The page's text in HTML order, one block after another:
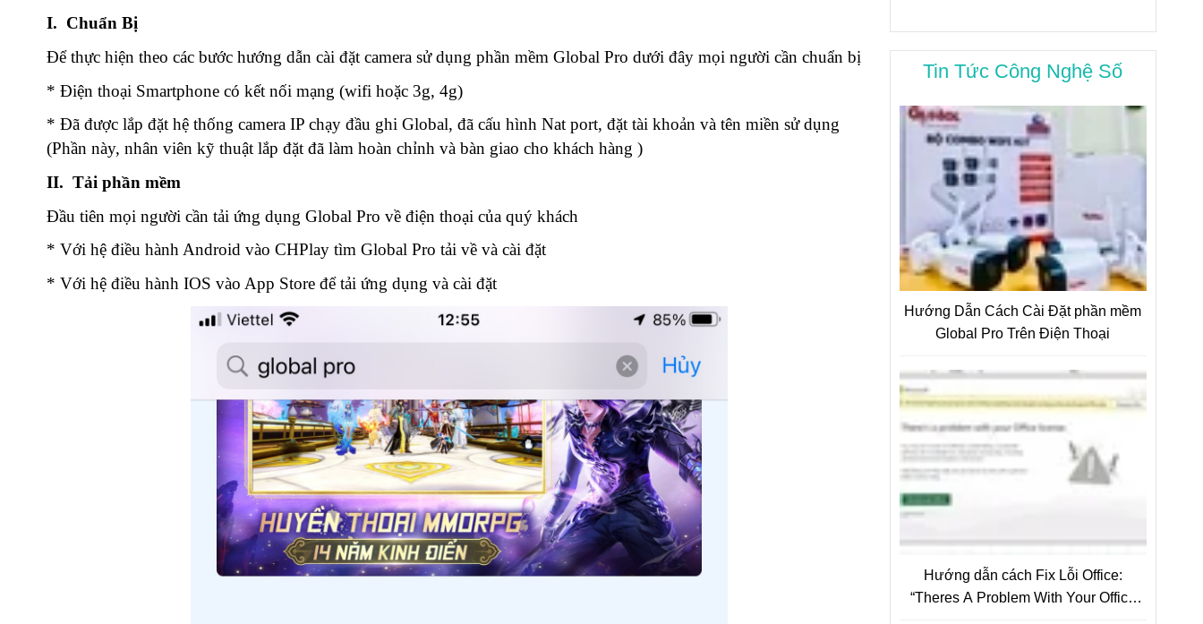
I. Chuẩn Bị
Để thực hiện theo các bước hướng dẫn cài đặt camera sử dụng phần mềm Global Pro dưới đây mọi người cần chuẩn bị
* Điện thoại Smartphone có kết nối mạng (wifi hoặc 3g, 4g)
* Đã được lắp đặt hệ thống camera IP chạy đầu ghi Global, đã cấu hình Nat port, đặt tài khoản và tên miền sử dụng
(Phần này, nhân viên kỹ thuật lắp đặt đã làm hoàn chỉnh và bàn giao cho khách hàng )
II. Tải phần mềm
Đầu tiên mọi người cần tải ứng dụng Global Pro về điện thoại của quý khách
* Với hệ điều hành Android vào CHPlay tìm Global Pro tải về và cài đặt
* Với hệ điều hành IOS vào App Store để tải ứng dụng và cài đặt
Tin Tức Công Nghệ Số
Hướng Dẫn Cách Cài Đặt phần mềm
Global Pro Trên Điện Thoại
Hướng dẫn cách Fix Lỗi Office:
“Theres A Problem With Your Office